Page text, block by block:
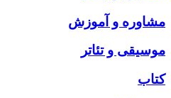
مشاوره و آموزش
موسیقی و تئاتر
کتاب